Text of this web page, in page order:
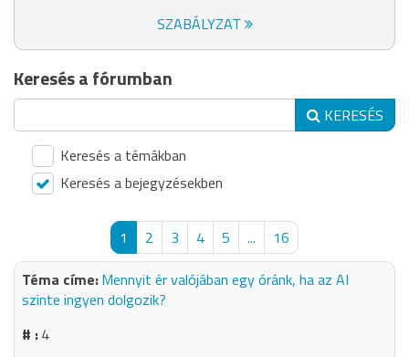
SZABÁLYZAT
Keresés a fórumban
KERESÉS
Keresés a témákban
Keresés a bejegyzésekben
1 2 3 4 5 ...
16
Mennyit ér valójában egy óránk, ha az AI
szinte ingyen dolgozik?
4